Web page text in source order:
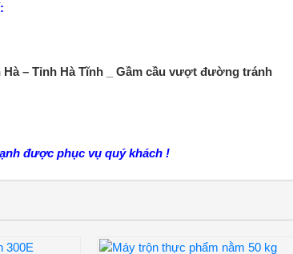
– Tỉnh Hà Tĩnh _ Gầm cầu vượt đường tránh
được phục vụ quý khách !